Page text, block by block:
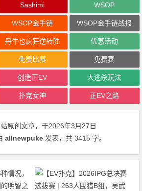
Sashimi WSOP
WSOP金手链 WSOP金手链战报
丹牛也疯狂逆转胜 优惠活动
免费比赛 免费赛
创造正EV 大逃杀玩法
扑克女神 正EV之路
原创文章，于2026年3月27日
allnewpuke 发表，共 3415 字。